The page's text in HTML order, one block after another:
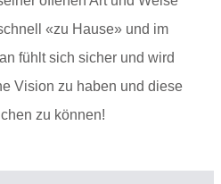
«zu Hause» und im
fühlt sich sicher und wird
Vision zu haben und diese
zu können!